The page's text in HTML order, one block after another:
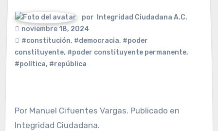
por
Integridad Ciudadana A.C.
noviembre 18, 2024
#constitución, #democracia, #poder
constituyente, #poder constituyente permanente,
#política, #república
Por Manuel Cifuentes Vargas. Publicado en
Integridad Ciudadana.